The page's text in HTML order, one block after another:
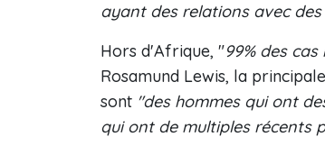
ayant des relations avec
Hors d'Afrique, "99% des
Rosamund Lewis, la
sont "des hommes qui ont
qui ont de multiples récents